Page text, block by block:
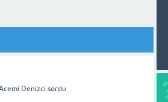
Denizci sordu